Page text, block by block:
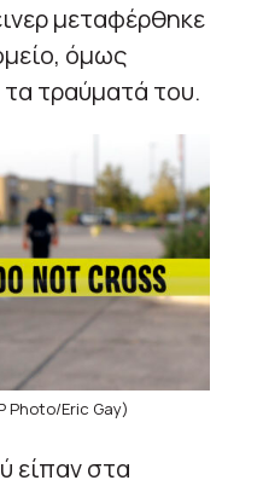
μεταφέρθηκε
όμως
τραύματά του.
Photo/Eric Gay)
είπαν στα